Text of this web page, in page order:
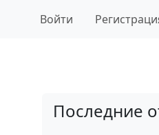
Войти
Последние